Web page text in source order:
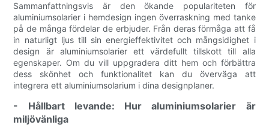
Sammanfattningsvis är den ökande populariteten för
aluminiumsolarier i hemdesign ingen överraskning med tanke
på de många fördelar de erbjuder. Från deras förmåga att få
in naturligt ljus till sin energieffektivitet och mångsidighet i
design är aluminiumsolarier ett värdefullt tillskott till alla
egenskaper. Om du vill uppgradera ditt hem och förbättra
dess skönhet och funktionalitet kan du överväga att
integrera ett aluminiumsolarium i dina designplaner.
- Hållbart levande: Hur aluminiumsolarier är
miljövänliga